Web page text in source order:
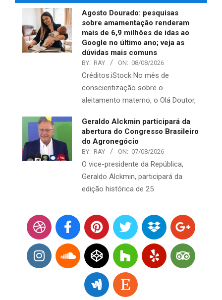
Agosto Dourado: pesquisas
sobre amamentação renderam
mais de 6,9 milhões de idas ao
Google no último ano; veja as
dúvidas mais comuns
BY: RAY ON: 08/08/2026
Créditos:iStock No mês de
conscientização sobre o
aleitamento materno, o Olá Doutor,
Geraldo Alckmin participará da
abertura do Congresso Brasileiro
do Agronegócio
BY: RAY ON: 07/08/2026
O vice-presidente da República,
Geraldo Alckmin, participará da
edição histórica de 25